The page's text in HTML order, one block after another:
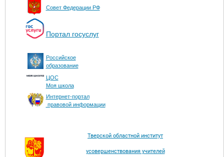
Совет Федерации РФ
Портал госуслуг
Российское
образование
ЦОС
Моя школа
Интернет-портал
правовой информации
Тверской областной институт
усовершенствования учителей